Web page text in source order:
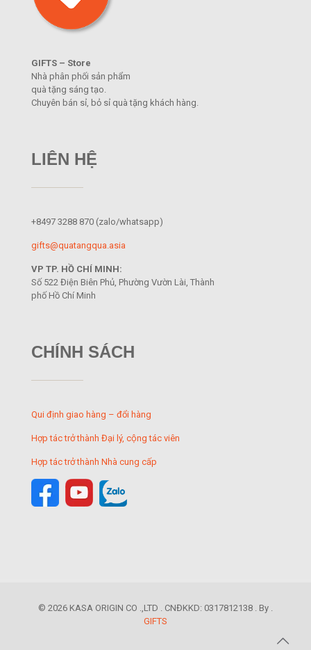
GIFTS – Store
Nhà phân phối sản phẩm
quà tặng sáng tạo.
Chuyên bán sỉ, bỏ sỉ quà tặng khách hàng.
LIÊN HỆ
+8497 3288 870 (zalo/whatsapp)
gifts@quatangqua.asia
VP TP. HỒ CHÍ MINH:
Số 522 Điện Biên Phủ, Phường Vườn Lài, Thành
phố Hồ Chí Minh
CHÍNH SÁCH
Qui định giao hàng – đổi hàng
Hợp tác trở thành Đại lý, cộng tác viên
Hợp tác trở thành Nhà cung cấp
© 2026 KASA ORIGIN CO .,LTD . CNĐKKD: 0317812138 . By .
GIFTS